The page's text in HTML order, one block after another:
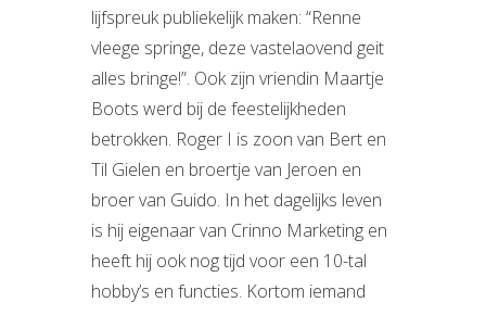
lijfspreuk publiekelijk maken: “Renne
vleege springe, deze vastelaovend geit
alles bringe!”. Ook zijn vriendin Maartje
Boots werd bij de feestelijkheden
betrokken. Roger I is zoon van Bert en
Til Gielen en broertje van Jeroen en
broer van Guido. In het dagelijks leven
is hij eigenaar van Crinno Marketing en
heeft hij ook nog tijd voor een 10-tal
hobby’s en functies. Kortom iemand